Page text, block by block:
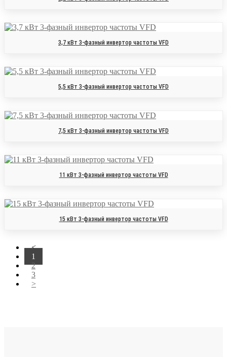
3,7 кВт 3-фазный инвертор частоты VFD
5,5 кВт 3-фазный инвертор частоты VFD
7,5 кВт 3-фазный инвертор частоты VFD
11 кВт 3-фазный инвертор частоты VFD
15 кВт 3-фазный инвертор частоты VFD
<
1
2
3
>